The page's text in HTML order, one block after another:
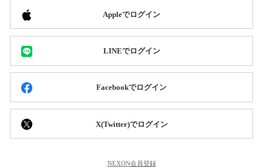
Appleでログイン
LINEでログイン
Facebookでログイン
X(Twitter)でログイン
NEXON会員登録